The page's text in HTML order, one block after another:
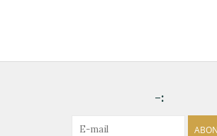
-: